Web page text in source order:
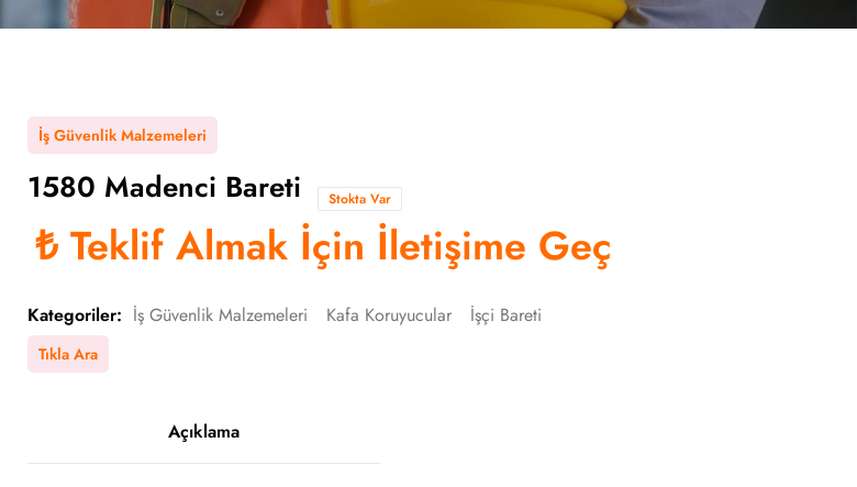
İş Güvenlik Malzemeleri
1580 Madenci Bareti Stokta Var
₺ Teklif Almak İçin İletişime Geç
Kategoriler: İş Güvenlik Malzemeleri Kafa Koruyucular İşçi Bareti
Tıkla Ara
Açıklama